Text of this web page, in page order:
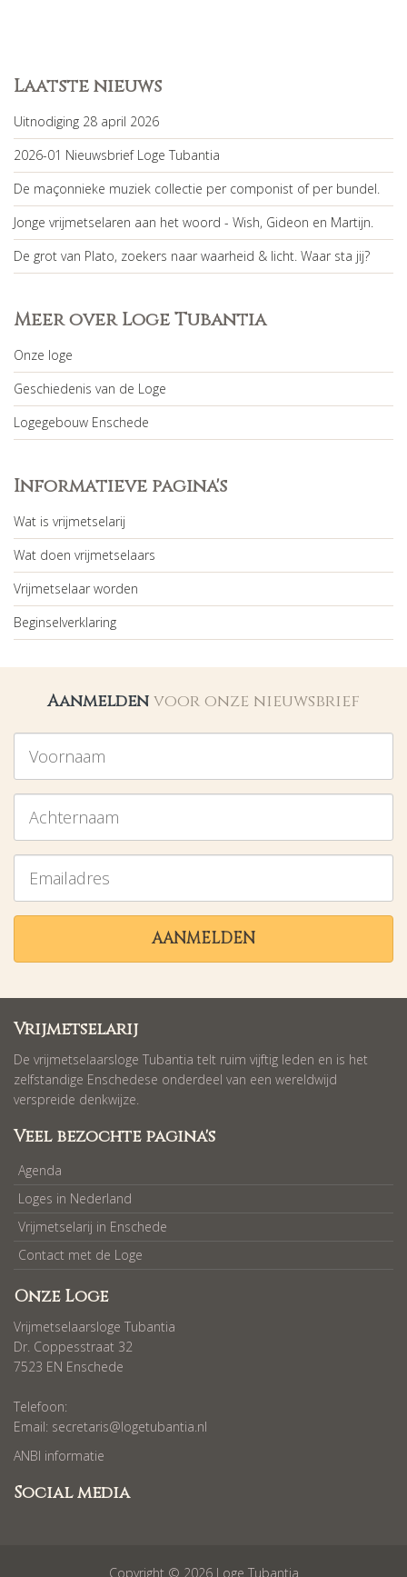
Laatste nieuws
Uitnodiging 28 april 2026
2026-01 Nieuwsbrief Loge Tubantia
De maçonnieke muziek collectie per componist of per bundel.
Jonge vrijmetselaren aan het woord - Wish, Gideon en Martijn.
De grot van Plato, zoekers naar waarheid & licht. Waar sta jij?
Meer over Loge Tubantia
Onze loge
Geschiedenis van de Loge
Logegebouw Enschede
Informatieve pagina's
Wat is vrijmetselarij
Wat doen vrijmetselaars
Vrijmetselaar worden
Beginselverklaring
Aanmelden voor onze nieuwsbrief
Voornaam
Achternaam
Emailadres
AANMELDEN
Vrijmetselarij
De vrijmetselaarsloge Tubantia telt ruim vijftig leden en is het
zelfstandige Enschedese onderdeel van een wereldwijd
verspreide denkwijze.
Veel bezochte pagina's
Agenda
Loges in Nederland
Vrijmetselarij in Enschede
Contact met de Loge
Onze Loge
Vrijmetselaarsloge Tubantia
Dr. Coppesstraat 32
7523 EN Enschede
Telefoon:
Email: secretaris@logetubantia.nl
ANBI informatie
Social media
Copyright © 2026 Loge Tubantia